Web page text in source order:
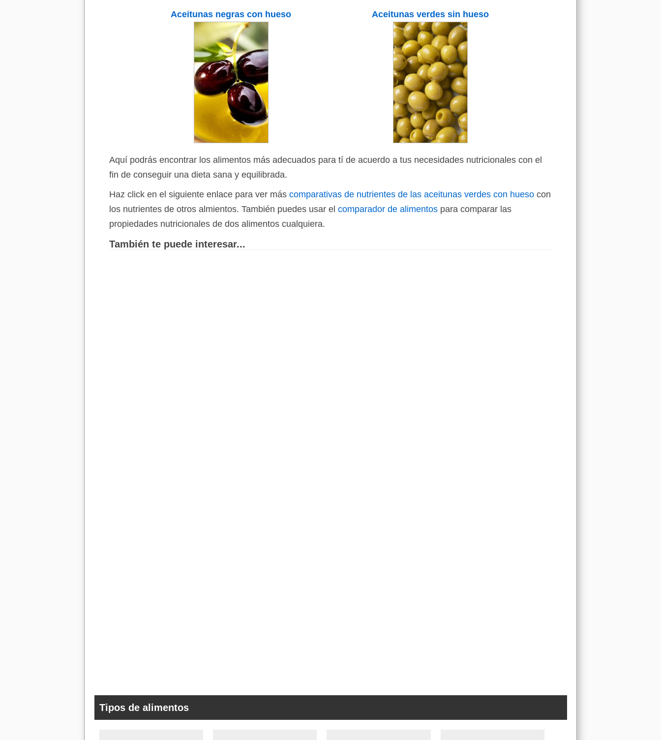
Aceitunas negras con hueso
Aceitunas verdes sin hueso
Aquí podrás encontrar los alimentos más adecuados para tí de acuerdo a tus necesidades nutricionales con el
fin de conseguir una dieta sana y equilibrada.
Haz click en el siguiente enlace para ver más comparativas de nutrientes de las aceitunas verdes con hueso con
los nutrientes de otros almientos. También puedes usar el comparador de alimentos para comparar las
propiedades nutricionales de dos alimentos cualquiera.
También te puede interesar...
Tipos de alimentos